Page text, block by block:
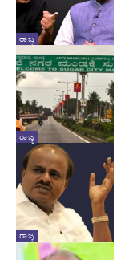
ರಾಜ್ಯ
ರಾಜ್ಯ
ರಾಜ್ಯ